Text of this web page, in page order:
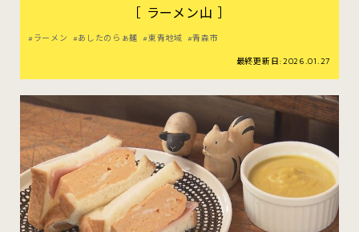
ハンバーガー
すべてのカテゴリをみる
青森市 五所川原市 つがる市
弘前市 黒石市 平川市
［ ラーメン山 ］
ラーメン あしたのらぁ麺 東青地域 青森市
最終更新日:2026.01.27